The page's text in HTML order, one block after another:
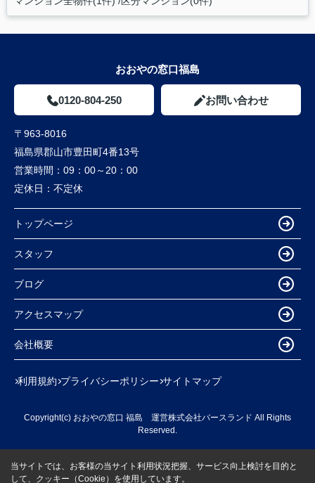
おおやの窓口福島
0120-804-250 お問い合わせ
〒963-8016
福島県郡山市豊田町4番13号
営業時間： 09：00～20：00
定休日： 不定休
トップページ
スタッフ
ブログ
アクセスマップ
会社概要
利用規約 プライバシーポリシー サイトマップ
Copyright(c) おおやの窓口 福島 運営株式会社バースランド All Rights
Reserved.
当サイトでは、お客様の当サイト利用状況把握、サービス向上検討を目的と
して、クッキー（Cookie）を使用しています。